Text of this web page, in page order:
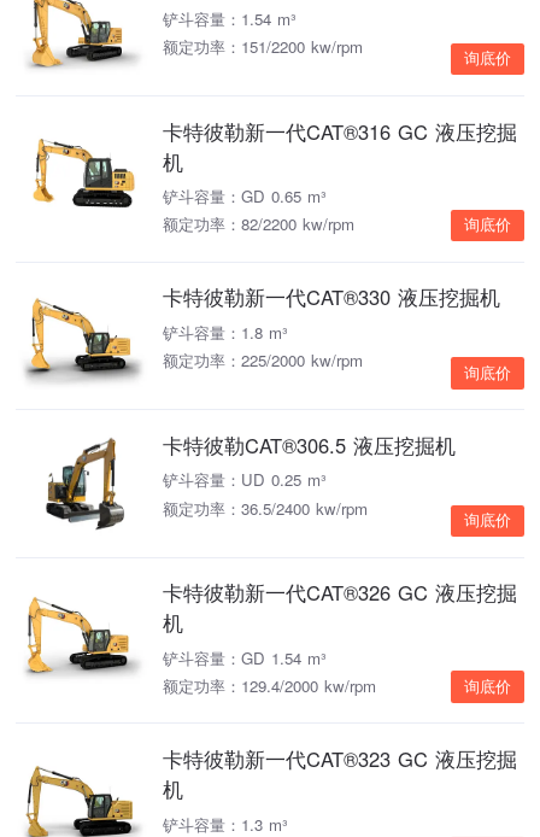
铲斗容量：1.54 m³
额定功率：151/2200 kw/rpm
询底价
卡特彼勒新一代CAT®316 GC 液压挖掘
机
铲斗容量：GD 0.65 m³
额定功率：82/2200 kw/rpm
询底价
卡特彼勒新一代CAT®330 液压挖掘机
铲斗容量：1.8 m³
额定功率：225/2000 kw/rpm
询底价
卡特彼勒CAT®306.5 液压挖掘机
铲斗容量：UD 0.25 m³
额定功率：36.5/2400 kw/rpm
询底价
卡特彼勒新一代CAT®326 GC 液压挖掘
机
铲斗容量：GD 1.54 m³
额定功率：129.4/2000 kw/rpm
询底价
卡特彼勒新一代CAT®323 GC 液压挖掘
机
铲斗容量：1.3 m³